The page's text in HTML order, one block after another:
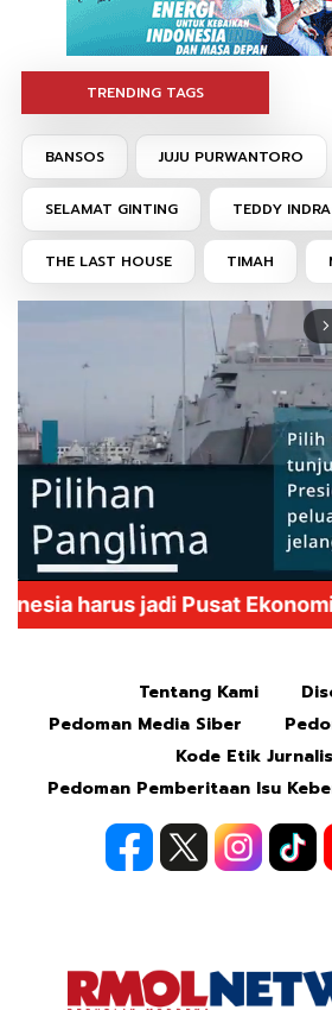
TRENDING TAGS
BANSOS JUJU PURWANTORO
SELAMAT GINTING TEDDY
THE LAST HOUSE TIMAH
arrow_forward_ios
Tentang Kami
Pedoman Media Siber
Kode Etik
Pedoman Pemberitaan Isu